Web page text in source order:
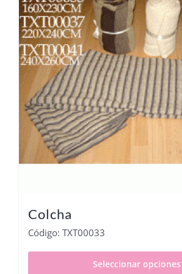
Colcha
Código: TXT00033
Seleccionar opciones